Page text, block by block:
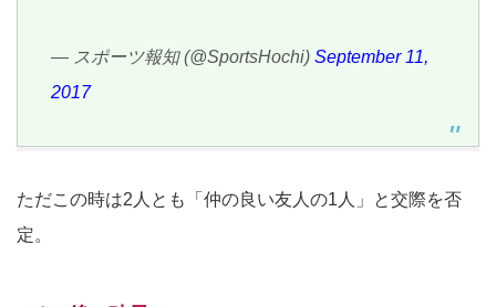
— スポーツ報知 (@SportsHochi) September 11,
2017
ただこの時は2人とも「仲の良い友人の1人」と交際を否
定。